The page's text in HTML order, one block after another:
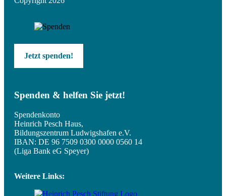
Jetzt spenden!
Spenden & helfen Sie jetzt!
Spendenkonto
Heinrich Pesch Haus,
Bildungszentrum Ludwigshafen e.V.
IBAN: DE 96 7509 0300 0000 0560 14
(Liga Bank eG Speyer)
Weitere Links: